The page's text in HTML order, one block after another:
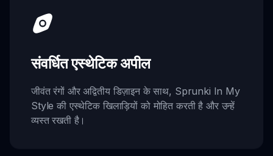
संवर्धित एस्थेटिक अपील
जीवंत रंगों और अद्वितीय डिज़ाइन के साथ, Sprunki In My
Style की एस्थेटिक खिलाड़ियों को मोहित करती है और उन्हें
व्यस्त रखती है।